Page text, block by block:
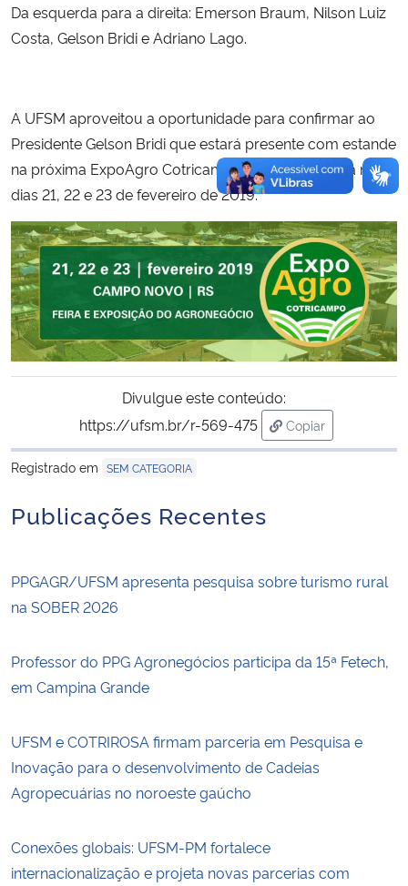
Da esquerda para a direita: Emerson Braum, Nilson Luiz
Costa, Gelson Bridi e Adriano Lago.
A UFSM aproveitou a oportunidade para confirmar ao
Presidente Gelson Bridi que estará presente com estande
na próxima ExpoAgro Cotricampo, que acontecerá nos
dias 21, 22 e 23 de fevereiro de 2019.
Divulgue este conteúdo:
https://ufsm.br/r-569-475
Copiar
para área de
Registrado em SEM CATEGORIA
Publicações Recentes
PPGAGR/UFSM apresenta pesquisa sobre turismo rural
na SOBER 2026
Professor do PPG Agronegócios participa da 15ª Fetech,
em Campina Grande
UFSM e COTRIROSA firmam parceria em Pesquisa e
Inovação para o desenvolvimento de Cadeias
Agropecuárias no noroeste gaúcho
Conexões globais: UFSM-PM fortalece
internacionalização e projeta novas parcerias com